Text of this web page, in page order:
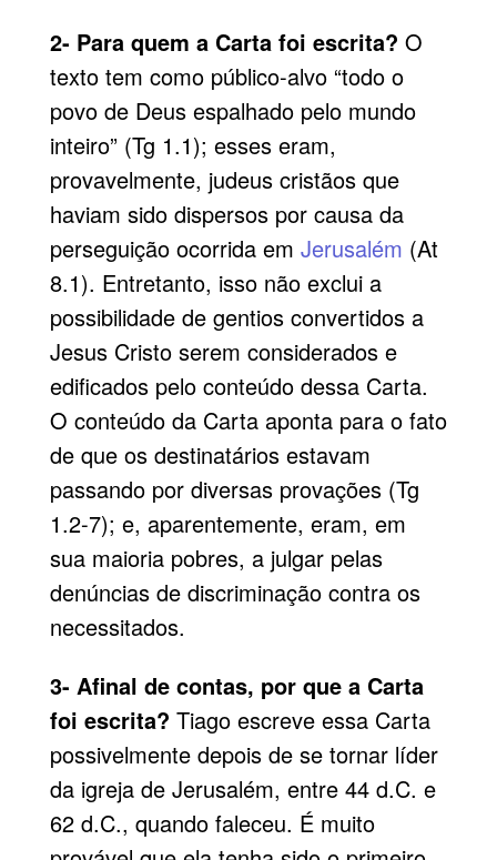
2- Para quem a Carta foi escrita? O
texto tem como público-alvo “todo o
povo de Deus espalhado pelo mundo
inteiro” (Tg 1.1); esses eram,
provavelmente, judeus cristãos que
haviam sido dispersos por causa da
perseguição ocorrida em Jerusalém (At
8.1). Entretanto, isso não exclui a
possibilidade de gentios convertidos a
Jesus Cristo serem considerados e
edificados pelo conteúdo dessa Carta.
O conteúdo da Carta aponta para o fato
de que os destinatários estavam
passando por diversas provações (Tg
1.2-7); e, aparentemente, eram, em
sua maioria pobres, a julgar pelas
denúncias de discriminação contra os
necessitados.
3- Afinal de contas, por que a Carta
foi escrita? Tiago escreve essa Carta
possivelmente depois de se tornar líder
da igreja de Jerusalém, entre 44 d.C. e
62 d.C., quando faleceu. É muito